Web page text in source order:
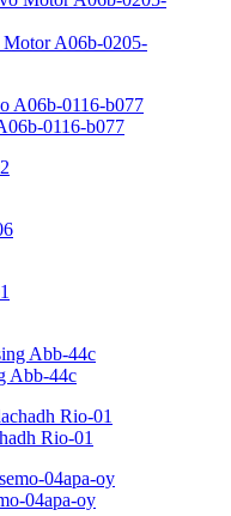
A06b-0205-
0116-b077
Abb-44c
Rio-01
04apa-oy